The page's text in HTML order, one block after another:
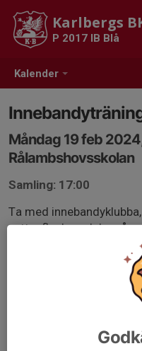
Kalender
Karlbergs
P 2017 IB Blå
Måndag 19 feb
Rålambshovsskolan
Samling: 17:00
Ta med
vattenflaska och ha på